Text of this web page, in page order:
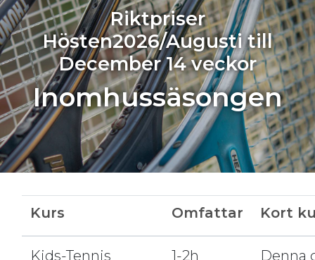
Riktpriser
Hösten2026/Augusti till
December 14 veckor
Inomhussäsongen
Kurs Omfattar Kort
Kids-Tennis
1-2h
Denna